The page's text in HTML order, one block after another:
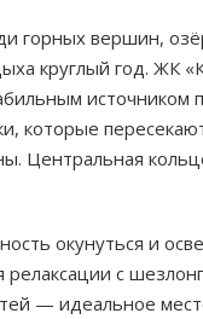
горных вершин,
круглый год. ЖК
источником
которые
Центральная
окунуться и
с
— идеальное